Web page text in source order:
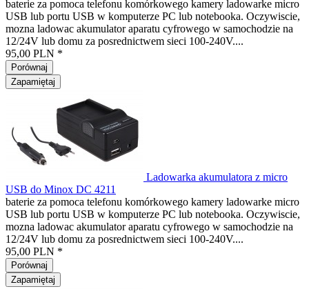
baterie za pomoca telefonu komórkowego kamery ladowarke micro
USB lub portu USB w komputerze PC lub notebooka. Oczywiscie,
mozna ladowac akumulator aparatu cyfrowego w samochodzie na
12/24V lub domu za posrednictwem sieci 100-240V....
95,00 PLN *
Porównaj
Zapamiętaj
Ladowarka akumulatora z micro
USB do Minox DC 4211
baterie za pomoca telefonu komórkowego kamery ladowarke micro
USB lub portu USB w komputerze PC lub notebooka. Oczywiscie,
mozna ladowac akumulator aparatu cyfrowego w samochodzie na
12/24V lub domu za posrednictwem sieci 100-240V....
95,00 PLN *
Porównaj
Zapamiętaj